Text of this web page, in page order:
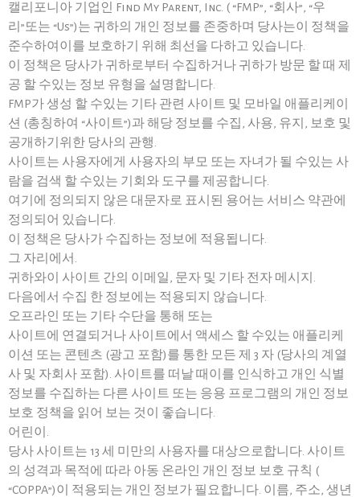
캘리포니아 기업인 Find My Parent, Inc. ( “FMP”, “회사”, “우
리”또는 “Us”)는 귀하의 개인 정보를 존중하며 당사는이 정책을
준수하여이를 보호하기 위해 최선을 다하고 있습니다.
이 정책은 당사가 귀하로부터 수집하거나 귀하가 방문 할 때 제
공 할 수있는 정보 유형을 설명합니다.
FMP가 생성 할 수있는 기타 관련 사이트 및 모바일 애플리케이
션 (총칭하여 “사이트”)과 해당 정보를 수집, 사용, 유지, 보호 및
공개하기위한 당사의 관행.
사이트는 사용자에게 사용자의 부모 또는 자녀가 될 수있는 사
람을 검색 할 수있는 기회와 도구를 제공합니다.
여기에 정의되지 않은 대문자로 표시된 용어는 서비스 약관에
정의되어 있습니다.
이 정책은 당사가 수집하는 정보에 적용됩니다.
그 자리에서.
귀하와이 사이트 간의 이메일, 문자 및 기타 전자 메시지.
다음에서 수집 한 정보에는 적용되지 않습니다.
오프라인 또는 기타 수단을 통해 또는
사이트에 연결되거나 사이트에서 액세스 할 수있는 애플리케
이션 또는 콘텐츠 (광고 포함)를 통한 모든 제 3 자 (당사의 계열
사 및 자회사 포함). 사이트를 떠날 때이를 인식하고 개인 식별
정보를 수집하는 다른 사이트 또는 응용 프로그램의 개인 정보
보호 정책을 읽어 보는 것이 좋습니다.
어린이.
당사 사이트는 13 세 미만의 사용자를 대상으로합니다. 사이트
의 성격과 목적에 따라 아동 온라인 개인 정보 보호 규칙 (
“COPPA”)이 적용되는 개인 정보가 필요합니다. 이름, 주소, 생년